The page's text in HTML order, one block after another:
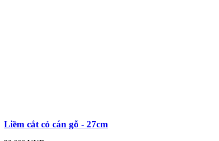
Liềm cắt cỏ cán gỗ - 27cm